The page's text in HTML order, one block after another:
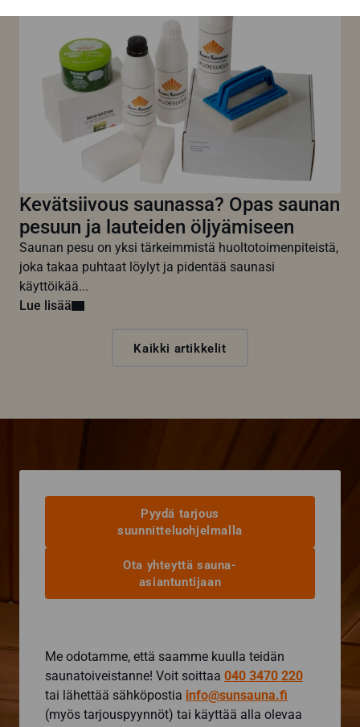
Kevätsiivous saunassa? Opas saunan
pesuun ja lauteiden öljyämiseen
Saunan pesu on yksi tärkeimmistä huoltotoimenpiteistä,
joka takaa puhtaat löylyt ja pidentää saunasi
käyttöikää...
Lue lisää
Kaikki artikkelit
Pyydä tarjous
suunnitteluohjelmalla
Ota yhteyttä sauna-
asiantuntijaan
Me odotamme, että saamme kuulla teidän
saunatoiveistanne! Voit soittaa 040 3470 220
tai lähettää sähköpostia info@sunsauna.fi
(myös tarjouspyynnöt) tai käyttää alla olevaa